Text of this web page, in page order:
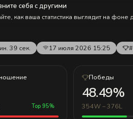
себя с другими
как ваша статистика выглядит на
39 сек. 17 июля 2026 15:25
Top 95%
Победы
48.49%
354W – 376L